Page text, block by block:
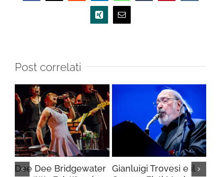
Xing Email
Post correlati
Dee Dee Bridgewater Gianluigi Trovesi e il